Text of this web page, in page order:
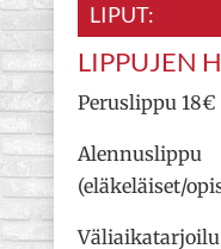
LIPUT:
LIPPUJEN
Peruslippu 18€
Alennuslippu
(eläkeläiset/